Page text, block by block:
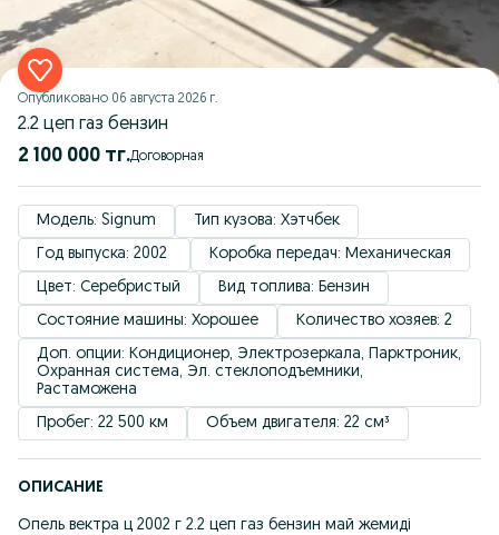
Опубликовано 06 августа 2026 г.
2.2 цеп газ бензин
2 100 000 тг. Договорная
Модель: Signum
Тип кузова: Хэтчбек
Год выпуска: 2002
Коробка передач: Механическая
Цвет: Серебристый
Вид топлива: Бензин
Состояние машины: Хорошее
Количество хозяев: 2
Доп. опции: Кондиционер, Электрозеркала, Парктроник,
Охранная система, Эл. стеклоподъемники,
Растаможена
Пробег: 22 500 км
Объем двигателя: 22 см³
ОПИСАНИЕ
Опель вектра ц 2002 г 2.2 цеп газ бензин май жемиді